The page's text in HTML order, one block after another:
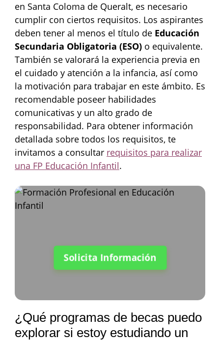
en Santa Coloma de Queralt, es necesario
cumplir con ciertos requisitos. Los aspirantes
deben tener al menos el título de Educación
Secundaria Obligatoria (ESO) o equivalente.
También se valorará la experiencia previa en
el cuidado y atención a la infancia, así como
la motivación para trabajar en este ámbito. Es
recomendable poseer habilidades
comunicativas y un alto grado de
responsabilidad. Para obtener información
detallada sobre todos los requisitos, te
invitamos a consultar requisitos para realizar
una FP Educación Infantil.
Solicita Información
¿Qué programas de becas puedo
explorar si estoy estudiando un